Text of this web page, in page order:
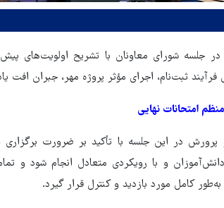
در جلسه شورای معاونان با تشریح اولویت‌های
فرآیند ثبت‌نام، اجرای مؤثر پروژه مهر، جبران افت
امتحانات نهایی
در این جلسه با تأکید بر ضرورت برگزاری
و با رویکردی متعادل انجام شود و
به‌طور کامل مورد بازدید و کنترل قرار گیرد.